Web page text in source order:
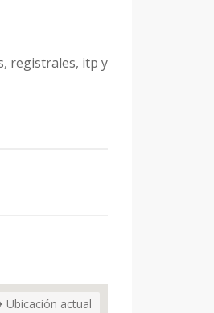
registrales, itp y
Ubicación actual